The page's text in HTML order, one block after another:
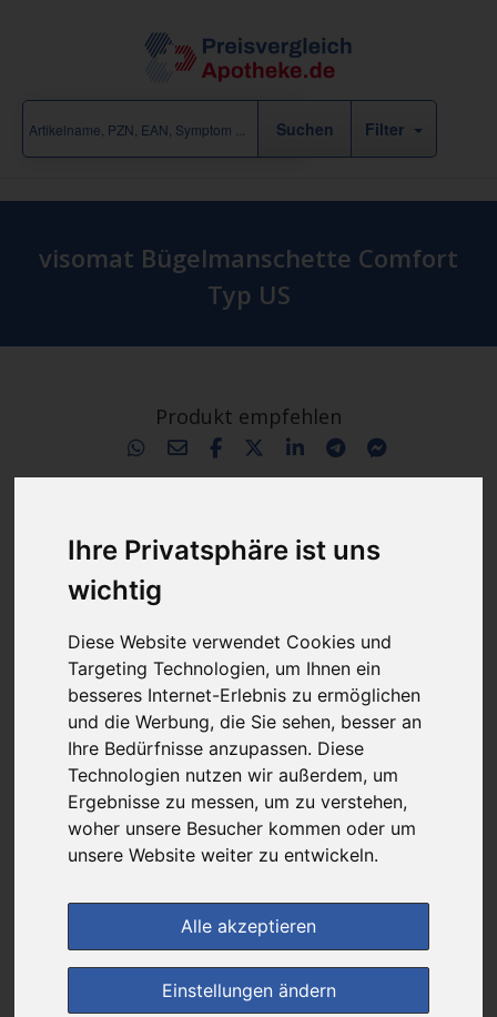
Ihre Privatsphäre ist uns
wichtig
Diese Website verwendet Cookies und
Targeting Technologien, um Ihnen ein
besseres Internet-Erlebnis zu ermöglichen
und die Werbung, die Sie sehen, besser an
Ihre Bedürfnisse anzupassen. Diese
Technologien nutzen wir außerdem, um
Ergebnisse zu messen, um zu verstehen,
woher unsere Besucher kommen oder um
unsere Website weiter zu entwickeln.
Alle akzeptieren
Einstellungen ändern
Filter
visomat Bügelmanschette Comfort
Typ US
Produkt empfehlen
17,69 €
Healthii
+ 2,95 € Versandkosten
& inkl. MwSt.
Ersparnis:45%oder14,29 €
Daten vom 07.08.2026 07:28 Uhr
im Shop bestellen